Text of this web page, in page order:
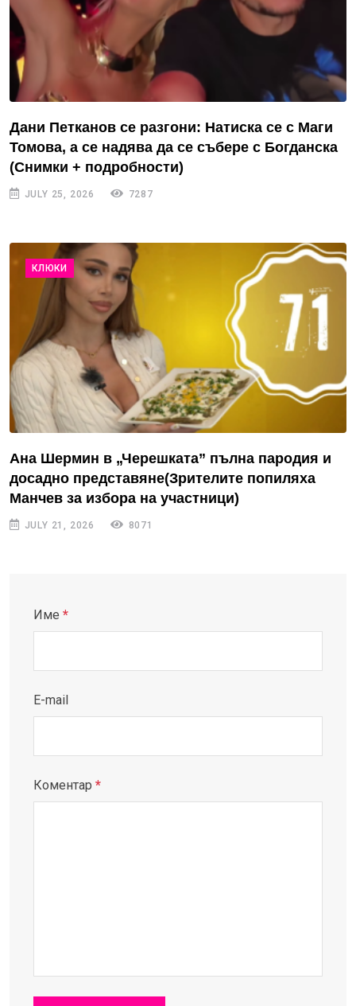
Дани Петканов се разгони: Натиска се с Маги
Томова, а се надява да се събере с Богданска
(Снимки + подробности)
JULY 25, 2026 7287
КЛЮКИ
Ана Шермин в „Черешката” пълна пародия и
досадно представяне(Зрителите попиляха
Манчев за избора на участници)
JULY 21, 2026 8071
Име *
E-mail
Коментар *